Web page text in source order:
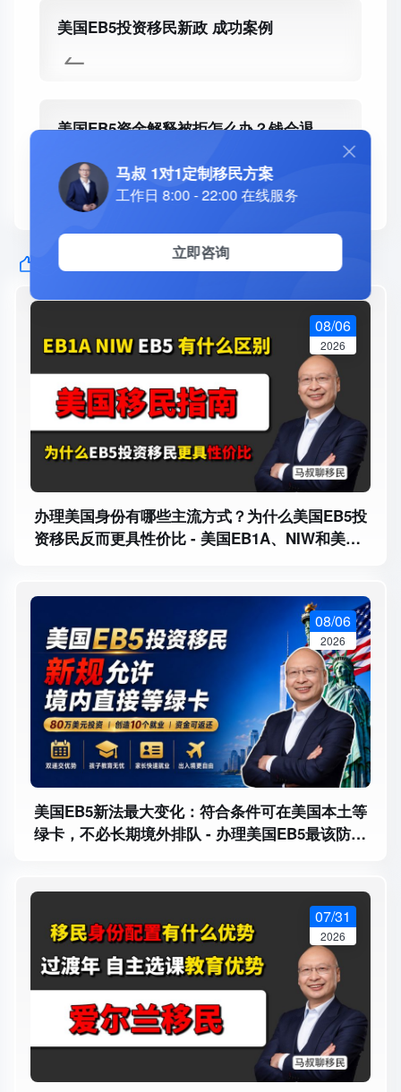
美国EB5投资移民新政 成功案例
美国EB5资金解释被拒怎么办？钱会退
失败的五大原因
猜你喜欢
办理美国身份有哪些主流方式？为什么美国EB5投
资移民反而更具性价比 - 美国EB1A、NIW和美国
08/06
2026
美国EB5新法最大变化：符合条件可在美国本土等
绿卡，不必长期境外排队 - 办理美国EB5最该防哪
08/06
2026
07/31
2026
马叔 1对1定制移民方案
工作日 8:00 - 22:00 在线服务
立即咨询